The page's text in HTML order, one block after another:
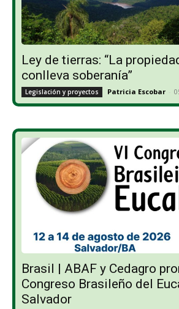
Ley de tierras: “La
conlleva soberanía”
Legislación y proyectos Patricia Escobar -
Brasil | ABAF y Cedagro
Congreso Brasileño del
Salvador